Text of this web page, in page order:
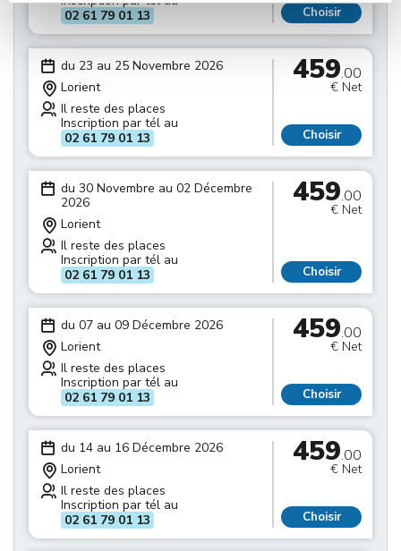
02 61 79 01 13
Choisir
du 23 au 25 Novembre 2026
Lorient
Il reste des places
Inscription par tél au
02 61 79 01 13
459.00
€ Net
Choisir
du 30 Novembre au 02 Décembre
2026
Lorient
Il reste des places
Inscription par tél au
02 61 79 01 13
459.00
€ Net
Choisir
du 07 au 09 Décembre 2026
Lorient
Il reste des places
Inscription par tél au
02 61 79 01 13
459.00
€ Net
Choisir
du 14 au 16 Décembre 2026
Lorient
Il reste des places
Inscription par tél au
02 61 79 01 13
459.00
€ Net
Choisir